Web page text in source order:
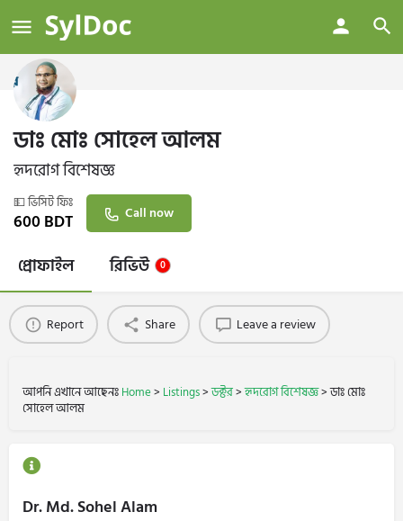
ডাঃ মোঃ সোহেল আলম
হৃদরোগ বিশেষজ্ঞ
💵 ভিসিট ফিঃ
600BDT Call now
প্রোফাইল রিভিউ 0
Report Share Leave a review
আপনি এখানে আছেনঃHome> Listings>ডক্টর>হৃদরোগ বিশেষজ্ঞ>ডাঃ মোঃ
সোহেল আলম
Dr. Md. Sohel Alam